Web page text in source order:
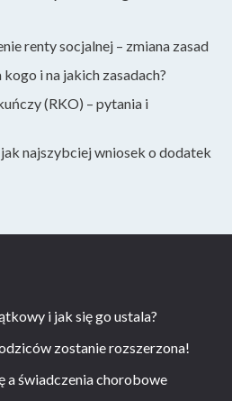
renty socjalnej – zmiana zasad
i na jakich zasadach?
(RKO) – pytania i
najszybciej wniosek o dodatek
i jak się go ustala?
zostanie rozszerzona!
a świadczenia chorobowe